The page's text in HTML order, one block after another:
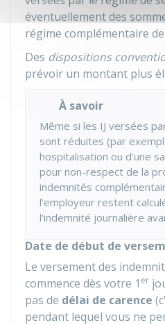
éventuellement des
régime complémentaire
Des dispositions
prévoir un montant plus
À savoir
Même si les IJ versées
sont réduites (par
hospitalisation ou d'une
pour non-respect de la
indemnités
l'employeur restent
l'indemnité journalière
Date de début de
Le versement des
commence dès votre 1 er
pas de délai de carence
pendant lequel vous ne